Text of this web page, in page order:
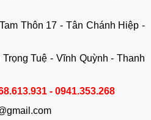
Thôn 17 - Tân Chánh Hiệp -
Tuệ - Vĩnh Quỳnh - Thanh
- 0941.353.268